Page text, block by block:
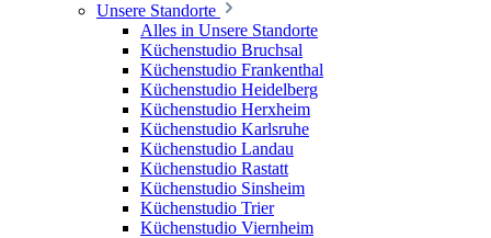
Unsere Standorte
Alles in Unsere Standorte
Küchenstudio Bruchsal
Küchenstudio Frankenthal
Küchenstudio Heidelberg
Küchenstudio Herxheim
Küchenstudio Karlsruhe
Küchenstudio Landau
Küchenstudio Rastatt
Küchenstudio Sinsheim
Küchenstudio Trier
Küchenstudio Viernheim